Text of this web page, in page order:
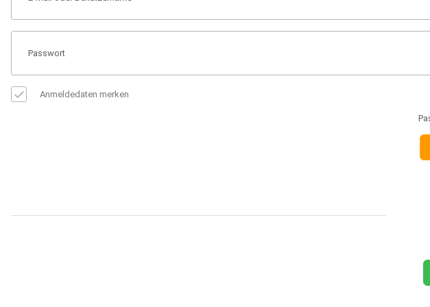
Anmeldedaten merken